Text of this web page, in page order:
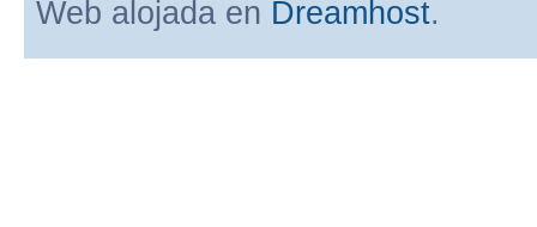
Web alojada en Dreamhost.